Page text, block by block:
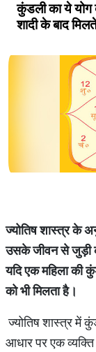
कुंडली का ये योग
शादी के बाद
ज्योतिष शास्त्र के
उसके जीवन से जुड़ी
यदि एक महिला की
को भी मिलता है।
ज्योतिष शास्त्र में
आधार पर एक